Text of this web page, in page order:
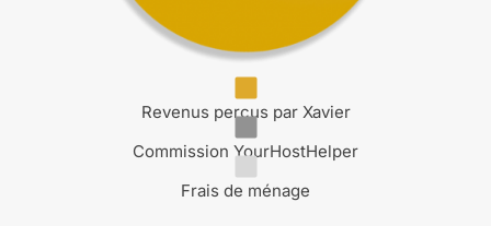
Revenus perçus par Xavier
Commission YourHostHelper
Frais de ménage